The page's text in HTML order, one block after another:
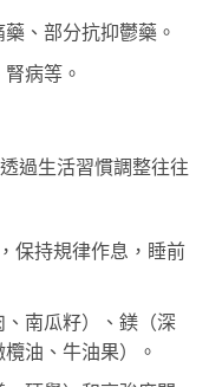
、部分抗抑鬱藥。
病等。
過生活習慣調整往往
保持規律作息，睡前
南瓜籽）、鎂（深
油、牛油果）。